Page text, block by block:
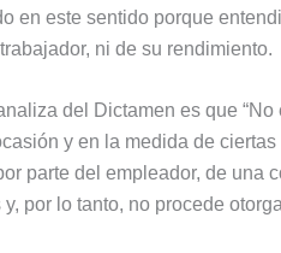
en este sentido porque
ni de su rendimiento.
del Dictamen es que
y en la medida de
parte del empleador, de una
por lo tanto, no procede